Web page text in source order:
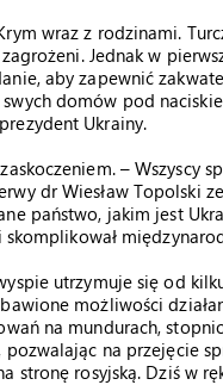
wraz z rodzinami.
Jednak w
aby zapewnić
domów pod
Ukrainy.
– Wszyscy
dr Wiesław Topolski
państwo, jakim jest
utrzymuje się od
możliwości
na mundurach,
na przejęcie
stronę rosyjską. Dziś w